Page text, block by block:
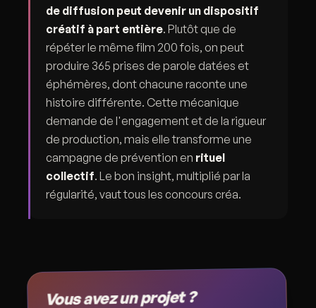
de diffusion peut devenir un dispositif
créatif à part entière. Plutôt que de
répéter le même film 200 fois, on peut
produire 365 prises de parole datées et
éphémères, dont chacune raconte une
histoire différente. Cette mécanique
demande de l'engagement et de la rigueur
de production, mais elle transforme une
campagne de prévention en rituel
collectif. Le bon insight, multiplié par la
régularité, vaut tous les concours créa.
Vous avez un projet ?